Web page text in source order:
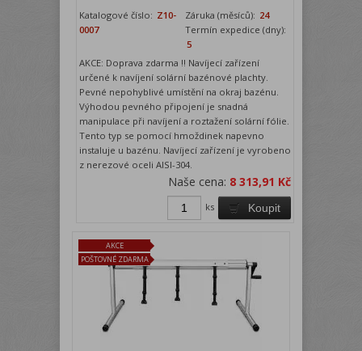
Katalogové číslo: Z10-
0007
Záruka (měsíců): 24
Termín expedice (dny):
5
AKCE: Doprava zdarma !! Navíjecí zařízení
určené k navíjení solární bazénové plachty.
Pevné nepohyblivé umístění na okraj bazénu.
Výhodou pevného připojení je snadná
manipulace při navíjení a roztažení solární fólie.
Tento typ se pomocí hmoždinek napevno
instaluje u bazénu. Navíjecí zařízení je vyrobeno
z nerezové oceli AISI-304.
Naše cena: 8 313,91 Kč
Koupit
ks
AKCE
POŠTOVNÉ ZDARMA